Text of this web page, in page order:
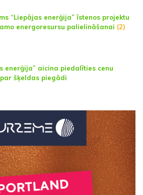
“Liepājas enerģija” īstenos projektu
energoresursu palielināšanai (2)
enerģija” aicina piedalīties cenu
šķeldas piegādi